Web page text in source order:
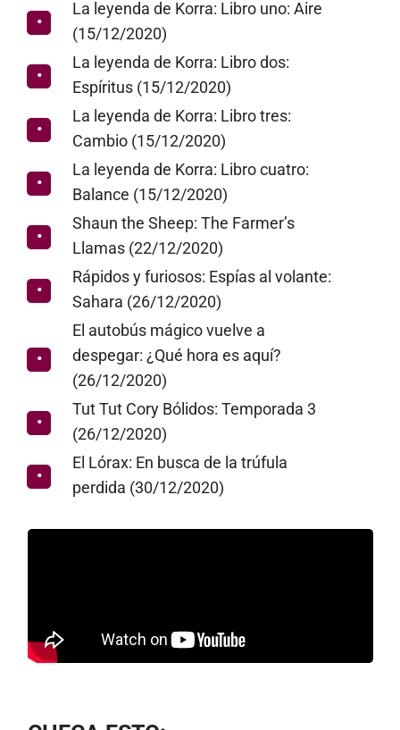
La leyenda de Korra: Libro uno: Aire
(15/12/2020)
La leyenda de Korra: Libro dos:
Espíritus (15/12/2020)
La leyenda de Korra: Libro tres:
Cambio (15/12/2020)
La leyenda de Korra: Libro cuatro:
Balance (15/12/2020)
Shaun the Sheep: The Farmer’s
Llamas (22/12/2020)
Rápidos y furiosos: Espías al volante:
Sahara (26/12/2020)
El autobús mágico vuelve a
despegar: ¿Qué hora es aquí?
(26/12/2020)
Tut Tut Cory Bólidos: Temporada 3
(26/12/2020)
El Lórax: En busca de la trúfula
perdida (30/12/2020)